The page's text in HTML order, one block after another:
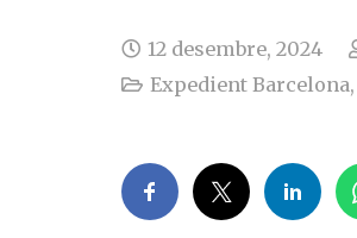
12 desembre, 2024
Expedient Barcelona